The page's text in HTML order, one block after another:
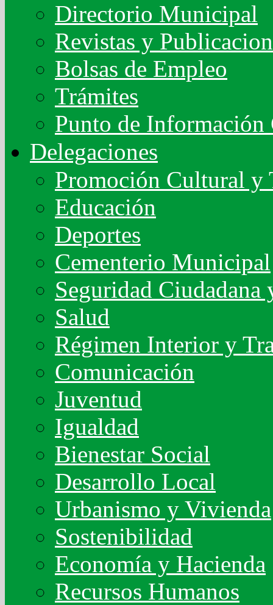
Directorio Municipal
Revistas y
Bolsas de Empleo
Trámites
Punto de Información
Delegaciones
Promoción Cultural y
Educación
Deportes
Cementerio Municipal
Seguridad
Salud
Régimen Interior y
Comunicación
Juventud
Igualdad
Bienestar Social
Desarrollo Local
Urbanismo y Vivienda
Sostenibilidad
Economía y Hacienda
Recursos Humanos